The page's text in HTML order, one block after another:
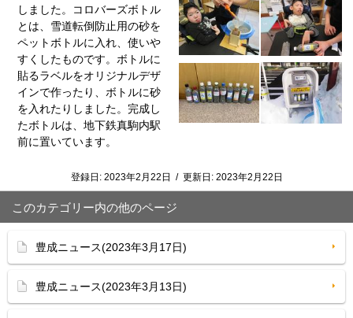
しました。コロバーズボトル
とは、雪道転倒防止用の砂を
ペットボトルに入れ、使いや
すくしたものです。ボトルに
貼るラベルをオリジナルデザ
インで作ったり、ボトルに砂
を入れたりしました。完成し
たボトルは、地下鉄真駒内駅
前に置いています。
登録日: 2023年2月22日 / 更新日: 2023年2月22日
このカテゴリー内の他のページ
豊成ニュース(2023年3月17日)
豊成ニュース(2023年3月13日)